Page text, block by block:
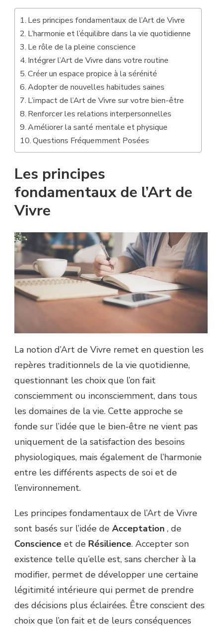
Les principes fondamentaux de l’Art de Vivre
L’harmonie et l’équilibre dans la vie quotidienne
Le rôle de la pleine conscience
Intégrer l’Art de Vivre dans votre routine
Créer un espace propice à la sérénité
Adopter de nouvelles habitudes saines
L’impact de l’Art de Vivre sur votre bien-être
Renforcer les relations interpersonnelles
Améliorer la santé mentale et physique
Questions Fréquemment Posées
Les principes
fondamentaux de l’Art de
Vivre
La notion d’Art de Vivre remet en question les
repères traditionnels de la vie quotidienne,
questionnant les choix que l’on fait
consciemment ou inconsciemment, dans tous
les domaines de la vie. Cette approche se
fonde sur l’idée que le bien-être ne vient pas
uniquement de la satisfaction des besoins
physiologiques, mais également de l’harmonie
entre les différents aspects de soi et de
l’environnement.
Les principes fondamentaux de l’Art de Vivre
sont basés sur l’idée de Acceptation , de
Conscience et de Résilience. Accepter son
existence telle qu’elle est, sans chercher à la
modifier, permet de développer une certaine
légitimité intérieure qui permet de prendre
des décisions plus éclairées. Être conscient des
choix que l’on fait et de leurs conséquences